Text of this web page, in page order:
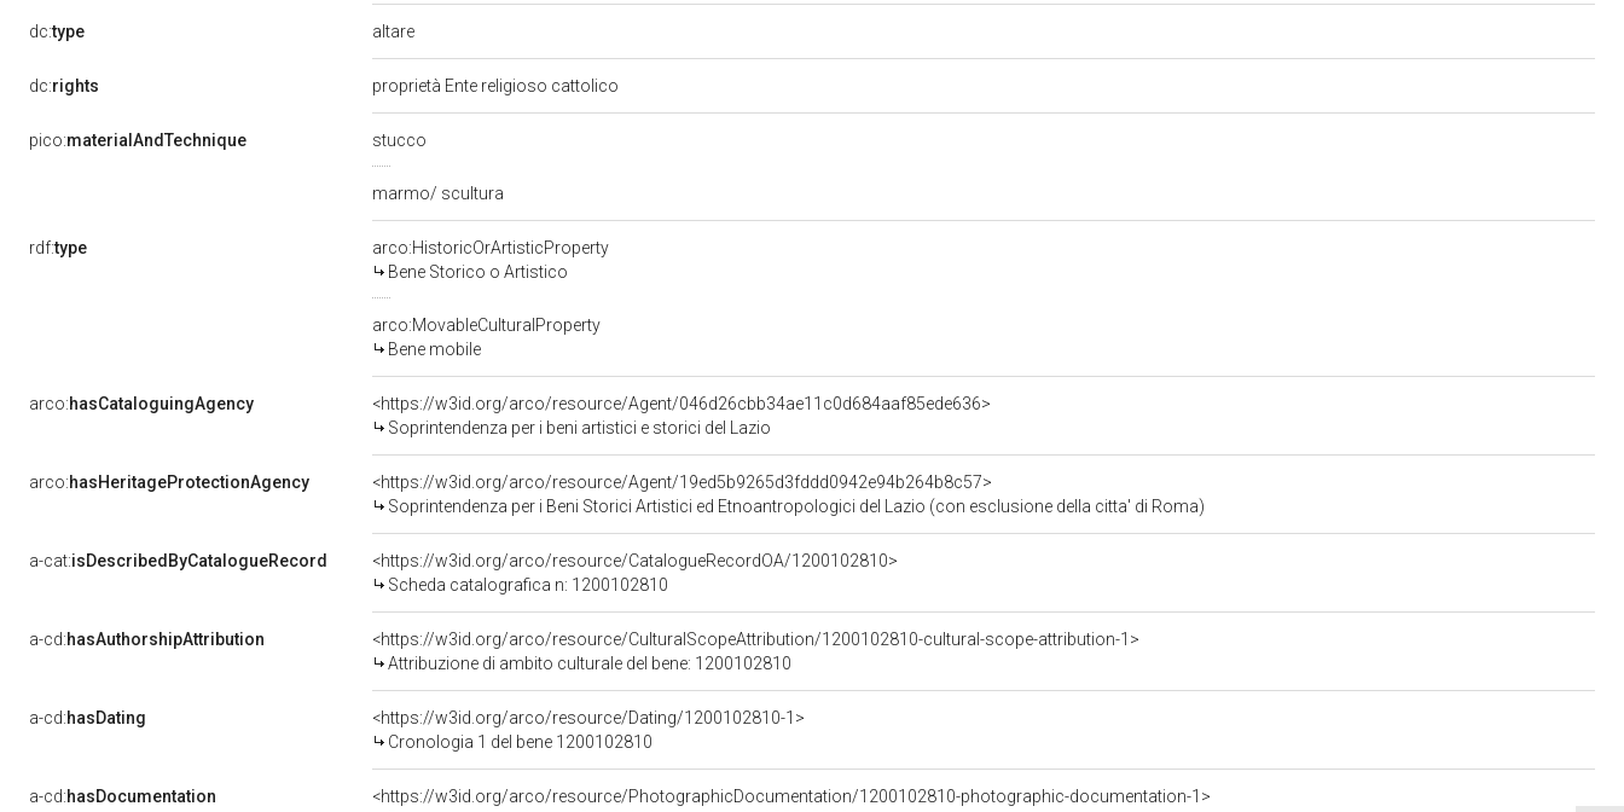
dc:type altare
dc:rights proprietà Ente religioso cattolico
pico:materialAndTechnique stucco
marmo/ scultura
rdf:type
arco:HistoricOrArtisticProperty
Bene Storico o Artistico
arco:MovableCulturalProperty
Bene mobile
arco:hasCataloguingAgency
<https://w3id.org/arco/resource/Agent/046d26cbb34ae11c0d684aaf85ede636>
Soprintendenza per i beni artistici e storici del Lazio
arco:hasHeritageProtectionAgency
<https://w3id.org/arco/resource/Agent/19ed5b9265d3fddd0942e94b264b8c57>
Soprintendenza per i Beni Storici Artistici ed Etnoantropologici del Lazio (con esclusione della citta' di Roma)
a-cat:isDescribedByCatalogueRecord
<https://w3id.org/arco/resource/CatalogueRecordOA/1200102810>
Scheda catalografica n: 1200102810
a-cd:hasAuthorshipAttribution
<https://w3id.org/arco/resource/CulturalScopeAttribution/1200102810-cultural-scope-attribution-1>
Attribuzione di ambito culturale del bene: 1200102810
a-cd:hasDating
<https://w3id.org/arco/resource/Dating/1200102810-1>
Cronologia 1 del bene 1200102810
a-cd:hasDocumentation
<https://w3id.org/arco/resource/PhotographicDocumentation/1200102810-photographic-documentation-1>